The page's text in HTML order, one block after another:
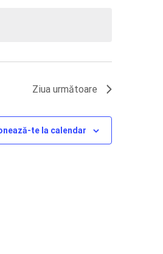
Ziua următoare
te la calendar